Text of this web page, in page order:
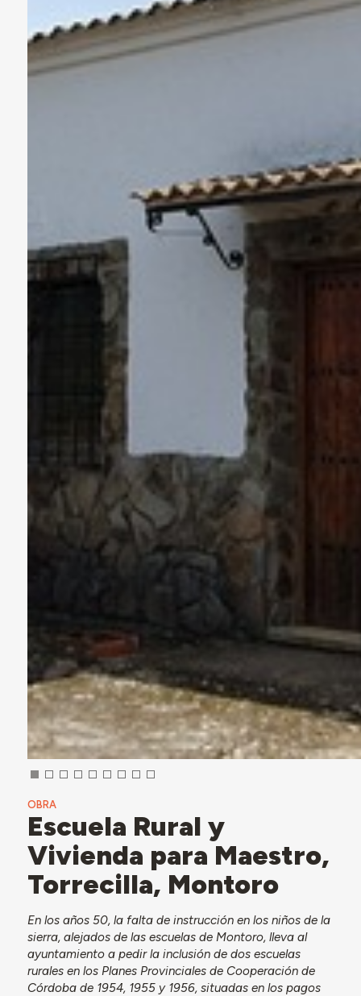
OBRA
Escuela Rural y
Vivienda para Maestro,
Torrecilla, Montoro
En los años 50, la falta de instrucción en los niños de la
sierra, alejados de las escuelas de Montoro, lleva al
ayuntamiento a pedir la inclusión de dos escuelas
rurales en los Planes Provinciales de Cooperación de
Córdoba de 1954, 1955 y 1956, situadas en los pagos